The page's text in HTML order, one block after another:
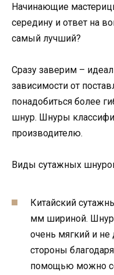
Начинающие
середину и ответ на
самый лучший?
Сразу заверим –
зависимости от
понадобиться более
шнур. Шнуры
производителю.
Виды сутажных
Китайский
мм шириной. Шнур
очень мягкий и
стороны
помощью можно